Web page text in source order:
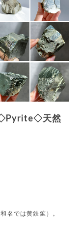
天然
名では黄鉄鉱）。